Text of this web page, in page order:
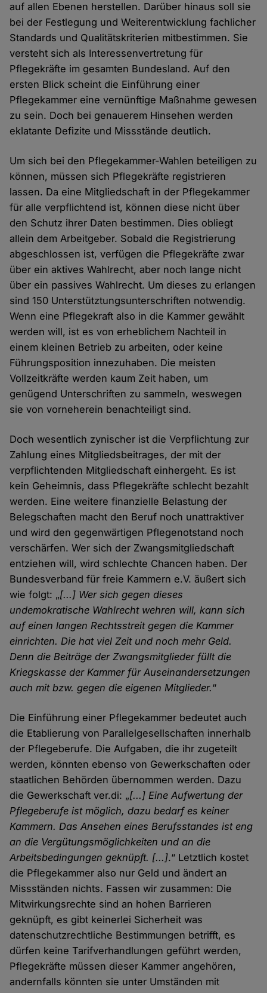
auf allen Ebenen herstellen. Darüber hinaus soll sie
bei der Festlegung und Weiterentwicklung fachlicher
Standards und Qualitätskriterien mitbestimmen. Sie
versteht sich als Interessenvertretung für
Pflegekräfte im gesamten Bundesland. Auf den
ersten Blick scheint die Einführung einer
Pflegekammer eine vernünftige Maßnahme gewesen
zu sein. Doch bei genauerem Hinsehen werden
eklatante Defizite und Missstände deutlich.
Um sich bei den Pflegekammer-Wahlen beteiligen zu
können, müssen sich Pflegekräfte registrieren
lassen. Da eine Mitgliedschaft in der Pflegekammer
für alle verpflichtend ist, können diese nicht über
den Schutz ihrer Daten bestimmen. Dies obliegt
allein dem Arbeitgeber. Sobald die Registrierung
abgeschlossen ist, verfügen die Pflegekräfte zwar
über ein aktives Wahlrecht, aber noch lange nicht
über ein passives Wahlrecht. Um dieses zu erlangen
sind 150 Unterstütztungsunterschriften notwendig.
Wenn eine Pflegekraft also in die Kammer gewählt
werden will, ist es von erheblichem Nachteil in
einem kleinen Betrieb zu arbeiten, oder keine
Führungsposition innezuhaben. Die meisten
Vollzeitkräfte werden kaum Zeit haben, um
genügend Unterschriften zu sammeln, weswegen
sie von vorneherein benachteiligt sind.
Doch wesentlich zynischer ist die Verpflichtung zur
Zahlung eines Mitgliedsbeitrages, der mit der
verpflichtenden Mitgliedschaft einhergeht. Es ist
kein Geheimnis, dass Pflegekräfte schlecht bezahlt
werden. Eine weitere finanzielle Belastung der
Belegschaften macht den Beruf noch unattraktiver
und wird den gegenwärtigen Pflegenotstand noch
verschärfen. Wer sich der Zwangsmitgliedschaft
entziehen will, wird schlechte Chancen haben. Der
Bundesverband für freie Kammern e.V. äußert sich
wie folgt: „[...] Wer sich gegen dieses
undemokratische Wahlrecht wehren will, kann sich
auf einen langen Rechtsstreit gegen die Kammer
einrichten. Die hat viel Zeit und noch mehr Geld.
Denn die Beiträge der Zwangsmitglieder füllt die
Kriegskasse der Kammer für Auseinandersetzungen
auch mit bzw. gegen die eigenen Mitglieder.“
Die Einführung einer Pflegekammer bedeutet auch
die Etablierung von Parallelgesellschaften innerhalb
der Pflegeberufe. Die Aufgaben, die ihr zugeteilt
werden, könnten ebenso von Gewerkschaften oder
staatlichen Behörden übernommen werden. Dazu
die Gewerkschaft ver.di: „[...] Eine Aufwertung der
Pflegeberufe ist möglich, dazu bedarf es keiner
Kammern. Das Ansehen eines Berufsstandes ist eng
an die Vergütungsmöglichkeiten und an die
Arbeitsbedingungen geknüpft. [...].“ Letztlich kostet
die Pflegekammer also nur Geld und ändert an
Missständen nichts. Fassen wir zusammen: Die
Mitwirkungsrechte sind an hohen Barrieren
geknüpft, es gibt keinerlei Sicherheit was
datenschutzrechtliche Bestimmungen betrifft, es
dürfen keine Tarifverhandlungen geführt werden,
Pflegekräfte müssen dieser Kammer angehören,
andernfalls könnten sie unter Umständen mit